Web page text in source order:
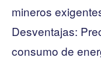
mineros
Desventajas:
consumo de